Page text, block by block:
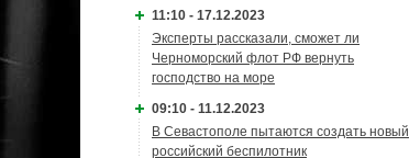
11:10 - 17.12.2023
Эксперты рассказали, сможет ли
Черноморский флот РФ вернуть
господство на море
09:10 - 11.12.2023
В Севастополе пытаются создать новый
российский беспилотник